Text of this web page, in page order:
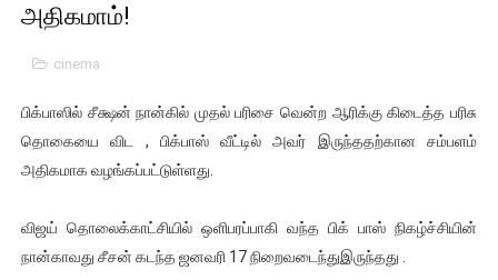
வர்ராரு...வர்ராரு... அண்ணாத்த : ரஜினிக்காக இலங்கை
தடுப்பூசியை பெற்றுக் கொள்ளக் கூடிய இடங்கள்...
சிறுமியை பாலியல் வன்கொடுமை செய்த முதியவருக்கு
பிரபல நடிகை தூக்கிட்டு தற்கொலை!
அதிகமாம்!
cinema
பிக்பாஸில் சீக்ஷன் நான்கில் முதல் பரிசை வென்ற ஆரிக்கு கிடைத்த பரிசு
தொகையை விட , பிக்பாஸ் வீட்டில் அவர் இருந்ததற்கான சம்பளம்
அதிகமாக வழங்கப்பட்டுள்ளது.
விஜய் தொலைக்காட்சியில் ஒளிபரப்பாகி வந்த பிக் பாஸ் நிகழ்ச்சியின்
நான்காவது சீசன் கடந்த ஜனவரி 17 நிறைவடைந்துஇருந்தது .